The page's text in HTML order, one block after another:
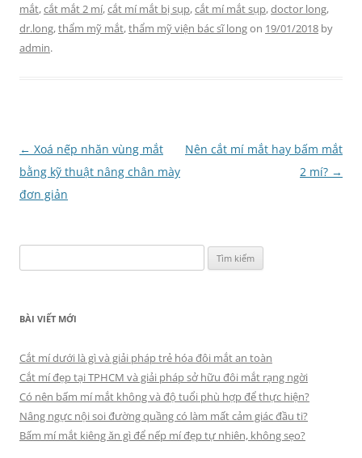
mắt,cắt mắt 2 mí,cắt mí mắt bị sụp,cắt mí mắt sụp,doctor long,
dr.long,thẩm mỹ mắt,thẩm mỹ viện bác sĩ longon 19/01/2018 by
admin.
Điều
hướng
bài
← Xoá nếp nhăn vùng mắt
bằng kỹ thuật nâng chân mày
đơn giản
Nên cắt mí mắt hay bấm mắt
2 mí? →
kiếm
BÀI VIẾT MỚI
Cắt mí dưới là gì và giải pháp trẻ hóa đôi mắt an toàn
Cắt mí đẹp tại TPHCM và giải pháp sở hữu đôi mắt rạng ngời
Có nên bấm mí mắt không và độ tuổi phù hợp để thực hiện?
Nâng ngực nội soi đường quầng có làm mất cảm giác đầu ti?
Bấm mí mắt kiêng ăn gì để nếp mí đẹp tự nhiên, không sẹo?